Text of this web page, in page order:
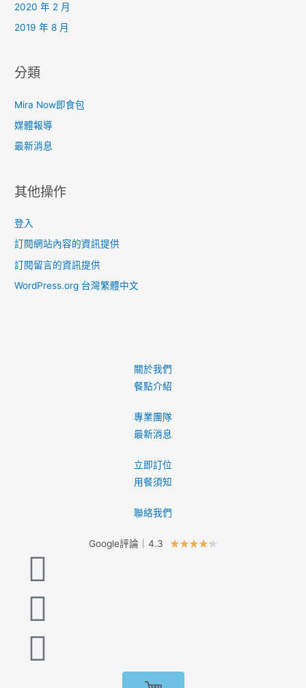
2020 年 2 月
2019 年 8 月
分類
Mira Now即食包
媒體報導
最新消息
其他操作
登入
訂閱網站內容的資訊提供
訂閱留言的資訊提供
WordPress.org 台灣繁體中文
關於我們
餐點介紹
專業團隊
最新消息
立即訂位
用餐須知
聯絡我們
Google評論｜4.3 ★★★★★